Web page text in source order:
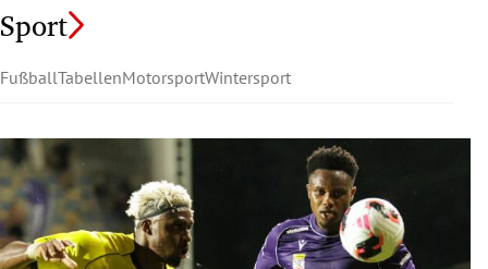
Sport
FußballTabellenMotorsportWintersport